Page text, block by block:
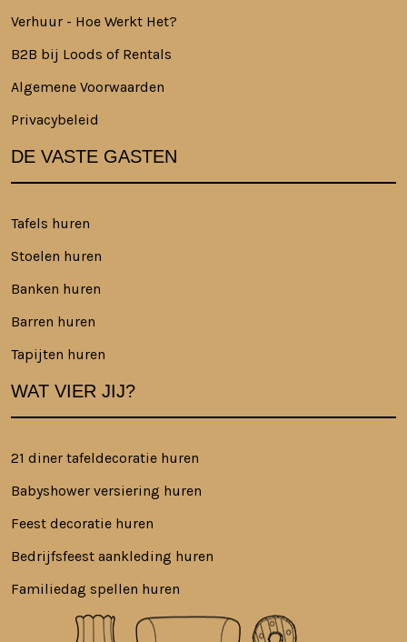
Verhuur - Hoe Werkt Het?
B2B bij Loods of Rentals
Algemene Voorwaarden
Privacybeleid
DE VASTE GASTEN
Tafels huren
Stoelen huren
Banken huren
Barren huren
Tapijten huren
WAT VIER JIJ?
21 diner tafeldecoratie huren
Babyshower versiering huren
Feest decoratie huren
Bedrijfsfeest aankleding huren
Familiedag spellen huren